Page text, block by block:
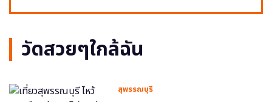
วัดสวยๆใกล้ฉัน
สุพรรณบุรี